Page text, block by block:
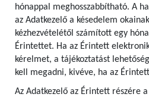
hónappal meghosszabbítható. A
az Adatkezelő a késedelem
kézhezvételétől számított egy
Érintettet. Ha az Érintett
kérelmet, a tájékoztatást
kell megadni, kivéve, ha az
Az Adatkezelő az Érintett részére